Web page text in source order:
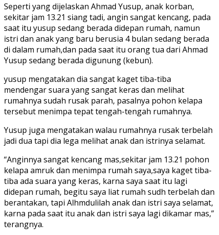
Seperti yang dijelaskan Ahmad Yusup, anak korban,
sekitar jam 13.21 siang tadi, angin sangat kencang, pada
saat itu yusup sedang berada didepan rumah, namun
istri dan anak yang baru berusia 4 bulan sedang berada
di dalam rumah,dan pada saat itu orang tua dari Ahmad
Yusup sedang berada digunung (kebun).
yusup mengatakan dia sangat kaget tiba-tiba
mendengar suara yang sangat keras dan melihat
rumahnya sudah rusak parah, pasalnya pohon kelapa
tersebut menimpa tepat tengah-tengah rumahnya.
Yusup juga mengatakan walau rumahnya rusak terbelah
jadi dua tapi dia lega melihat anak dan istrinya selamat.
“Anginnya sangat kencang mas,sekitar jam 13.21 pohon
kelapa amruk dan menimpa rumah saya,saya kaget tiba-
tiba ada suara yang keras, karna saya saat itu lagi
didepan rumah, begitu saya liat rumah sudh terbelah dan
berantakan, tapi Alhmdulilah anak dan istri saya selamat,
karna pada saat itu anak dan istri saya lagi dikamar mas,”
terangnya.